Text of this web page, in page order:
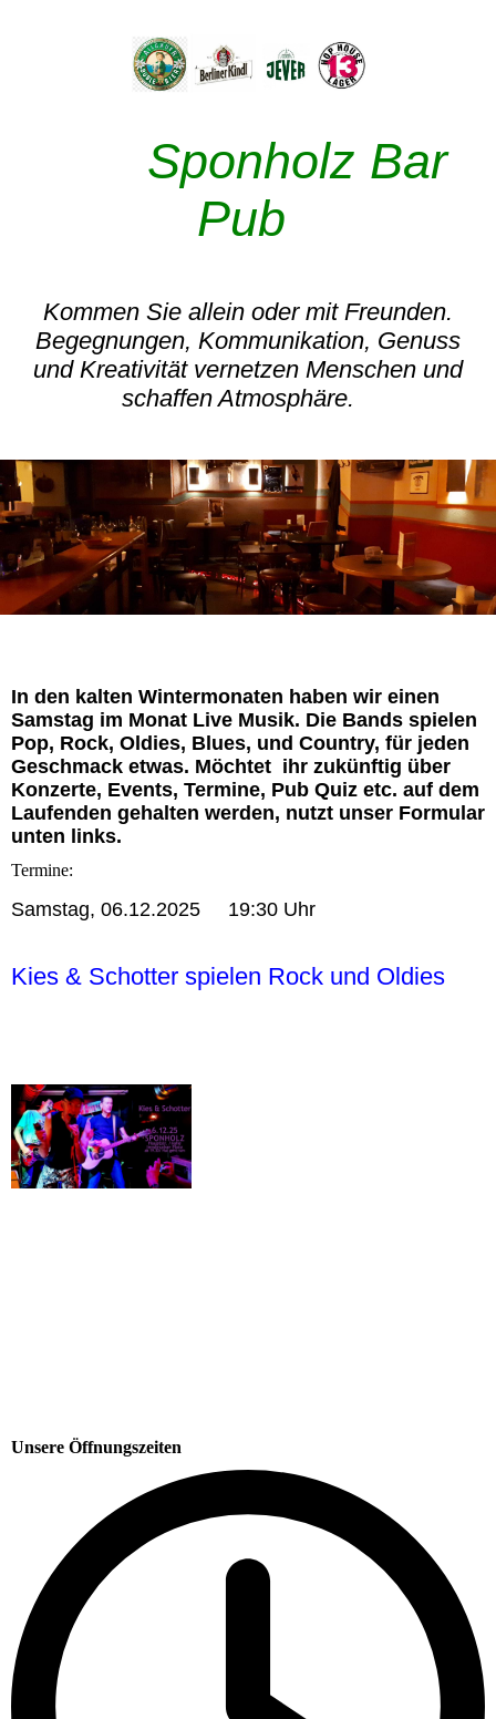
Sponholz Bar
Pub
Kommen Sie allein oder mit Freunden.
Begegnungen, Kommunikation, Genuss
und Kreativität vernetzen Menschen und
schaffen Atmosphäre.
In den kalten Wintermonaten haben wir einen
Samstag im Monat Live Musik. Die Bands spielen
Pop, Rock, Oldies, Blues, und Country, für jeden
Geschmack etwas. Möchtet ihr zukünftig über
Konzerte, Events, Termine, Pub Quiz etc. auf dem
Laufenden gehalten werden, nutzt unser Formular
unten links.
Termine:
Samstag, 06.12.2025 19:30 Uhr
Kies & Schotter spielen Rock und Oldies
Unsere Öffnungszeiten